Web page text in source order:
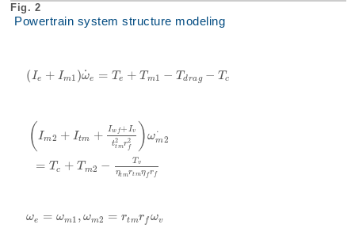
Fig. 2
Powertrain system structure modeling
( Ie + Im1 )ω
˙e = Te + Tm1 − Tdrag − Tc
Ie +Im 1ω˙e =Te+Tm 1-Tdra g-T
(Im2 + Itm + Iw f+ Iv
t2
tmr2
f )ω˙
m2
= T c + T m2 − Tv
ηtmrtmηfrf
m vttm 2r
ωe = ωm1 , ωm2 = rtmr f ωv
ωe=ω m1,ωm 2=rtmrfω